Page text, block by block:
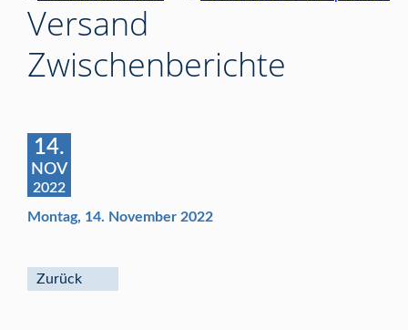
Versand
Zwischenberichte
14.
NOV
2022
Montag, 14. November 2022
Zurück